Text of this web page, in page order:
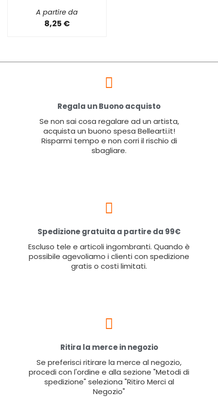
A partire da
8,25 €
Regala un Buono acquisto
Se non sai cosa regalare ad un artista,
acquista un buono spesa Bellearti.it!
Risparmi tempo e non corri il rischio di
sbagliare.
Spedizione gratuita a partire da 99€
Escluso tele e articoli ingombranti. Quando è
possibile agevoliamo i clienti con spedizione
gratis o costi limitati.
Ritira la merce in negozio
Se preferisci ritirare la merce al negozio,
procedi con l'ordine e alla sezione "Metodi di
spedizione" seleziona "Ritiro Merci al
Negozio"